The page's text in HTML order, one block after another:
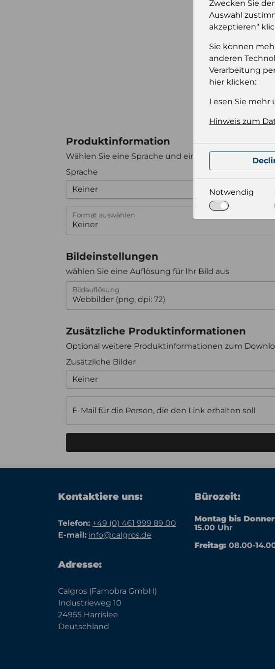
Produktinformation
Wählen Sie eine Sprache und ein Format für Ihre
Sprache
Keiner
Format auswählen
Bildeinstellungen
wählen Sie eine Auflösung für Ihr Bild aus
Bildauflösung
Zusätzliche Produktinformationen
Optional weitere Produktinformationen zum
Zusätzliche Bilder
Keiner
E-Mail für die Person, die den Link erhalten soll
Kontaktiere uns:
Telefon: +49 (0) 461 999 89 00
E-mail: info@calgros.de
Adresse:
Calgros (Famobra GmbH)
Industrieweg 10
24955 Harrislee
Deutschland
Bürozeit:
Montag bis
15.00 Uhr
Freitag: 08.00-
Zwecken Sie
Auswahl
akzeptieren“
Sie können
anderen
Verarbeitung
hier klicken:
Lesen Sie mehr
Hinweis zum
Notwendig